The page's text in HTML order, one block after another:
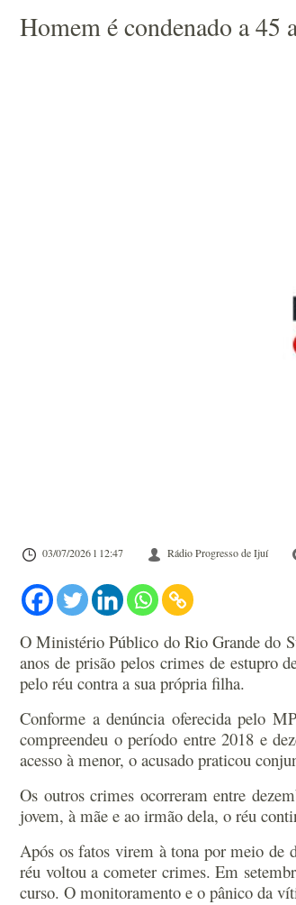
Homem é condenado a 45
03/07/2026 l 12:47 Rádio Progresso de Ijuí
O Ministério Público do Rio Grande do
anos de prisão pelos crimes de estupro
pelo réu contra a sua própria filha.
Conforme a denúncia oferecida pelo
compreendeu o período entre 2018 e
acesso à menor, o acusado praticou
Os outros crimes ocorreram entre
jovem, à mãe e ao irmão dela, o réu
Após os fatos virem à tona por meio de
réu voltou a cometer crimes. Em
curso. O monitoramento e o pânico da